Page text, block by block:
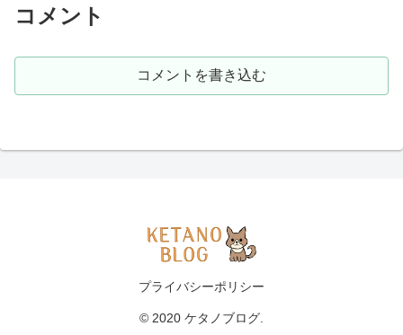
コメント
コメントを書き込む
プライバシーポリシー
© 2020 ケタノブログ.